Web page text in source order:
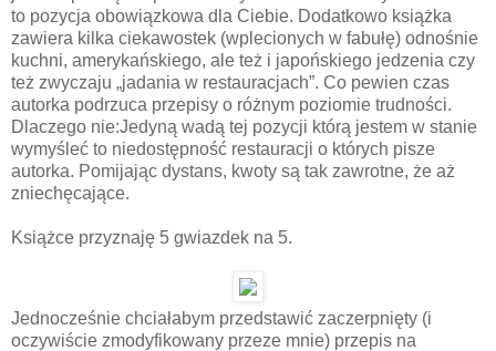
to pozycja obowiązkowa dla Ciebie. Dodatkowo książka
zawiera kilka ciekawostek (wplecionych w fabułę) odnośnie
kuchni, amerykańskiego, ale też i japońskiego jedzenia czy
też zwyczaju „jadania w restauracjach”. Co pewien czas
autorka podrzuca przepisy o różnym poziomie trudności.
Dlaczego nie:Jedyną wadą tej pozycji którą jestem w stanie
wymyśleć to niedostępność restauracji o których pisze
autorka. Pomijając dystans, kwoty są tak zawrotne, że aż
zniechęcające.
Książce przyznaję 5 gwiazdek na 5.
Jednocześnie chciałabym przedstawić zaczerpnięty (i
oczywiście zmodyfikowany przeze mnie) przepis na